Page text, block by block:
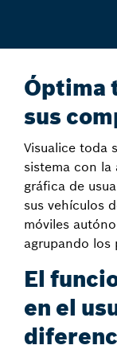
Óptima
sus
Visualice toda
sistema con la
gráfica de
sus vehículos
móviles
agrupando los
El
en el